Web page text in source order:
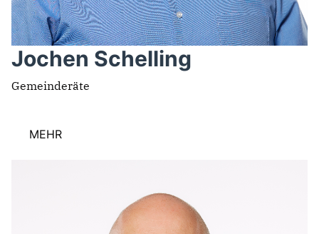
Jochen Schelling
Gemeinderäte
MEHR